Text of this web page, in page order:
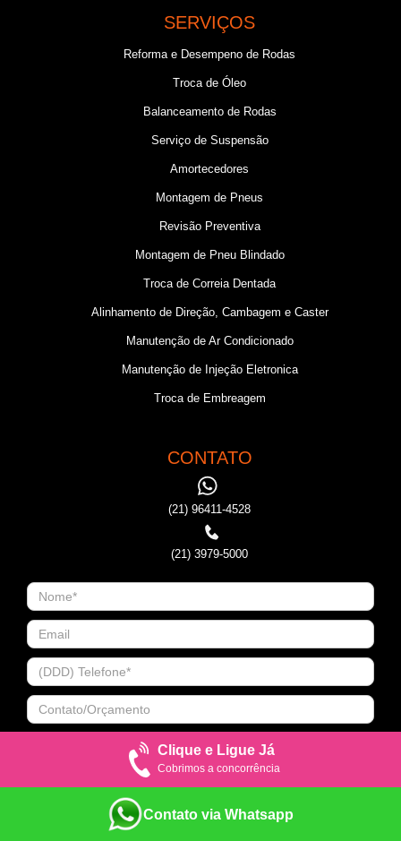
SERVIÇOS
Reforma e Desempeno de Rodas
Troca de Óleo
Balanceamento de Rodas
Serviço de Suspensão
Amortecedores
Montagem de Pneus
Revisão Preventiva
Montagem de Pneu Blindado
Troca de Correia Dentada
Alinhamento de Direção, Cambagem e Caster
Manutenção de Ar Condicionado
Manutenção de Injeção Eletronica
Troca de Embreagem
CONTATO
(21) 96411-4528
(21) 3979-5000
Clique e Ligue Já
Cobrimos a concorrência
Contato via Whatsapp